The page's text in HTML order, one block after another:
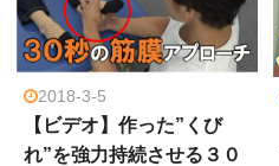
2018-3-5
【ビデオ】作った”くび
れ”を強力持続させる３０